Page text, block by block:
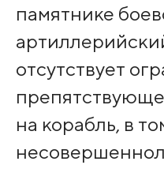
памятнике
отсутствует
на корабль, в